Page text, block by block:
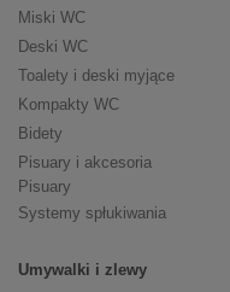
Miski WC
Deski WC
Toalety i deski myjące
Kompakty WC
Bidety
Pisuary i akcesoria
Pisuary
Systemy spłukiwania
Umywalki i zlewy